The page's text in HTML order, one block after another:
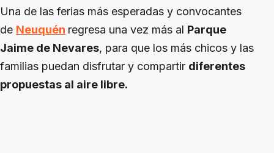
Una de las ferias más esperadas y convocantes
de Neuquén regresa una vez más al Parque
Jaime de Nevares, para que los más chicos y las
familias puedan disfrutar y compartir diferentes
propuestas al aire libre.